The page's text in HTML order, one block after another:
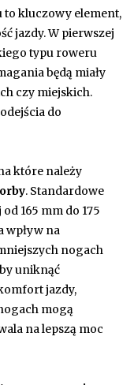
kluczowy element,
jazdy. W pierwszej
typu roweru
będą miały
czy miejskich.
do
które należy
. Standardowe
165 mm do 175
wpływ na
nogach
uniknąć
jazdy,
mogą
na lepszą moc